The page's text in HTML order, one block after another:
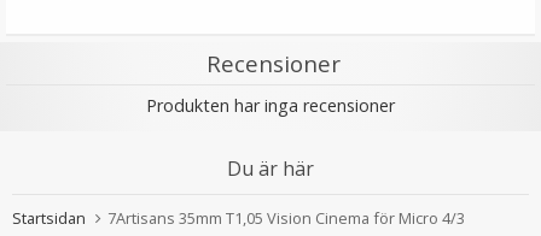
Recensioner
Produkten har inga recensioner
Du är här
Startsidan 7Artisans 35mm T1,05 Vision Cinema för Micro 4/3